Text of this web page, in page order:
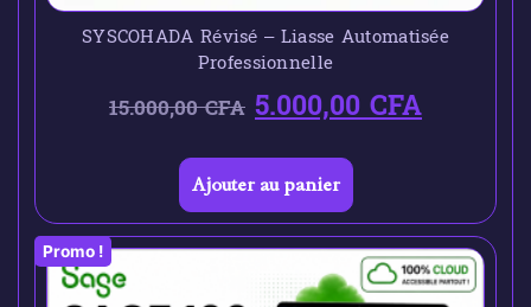
SYSCOHADA Révisé – Liasse Automatisée
Professionnelle
15.000,00CFA 5.000,00CFA
Ajouter au panier
Promo !